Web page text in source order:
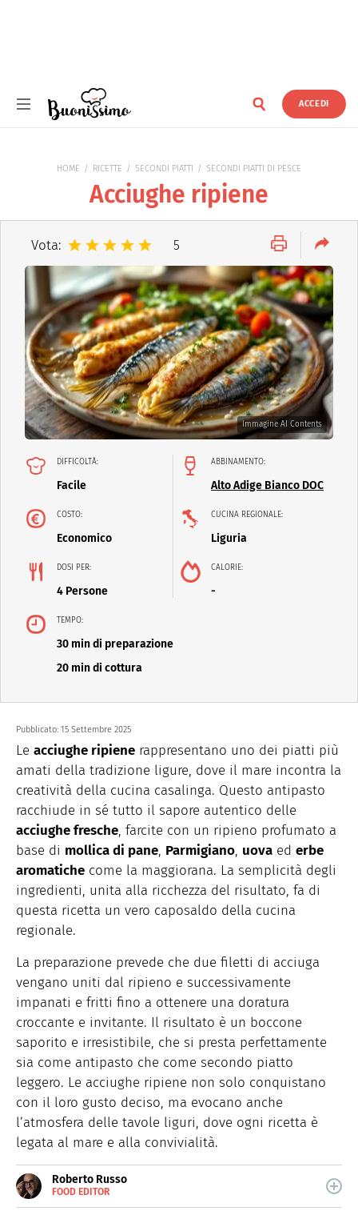
ACCEDI
HOME RICETTE SECONDI PIATTI SECONDI PIATTI DI PESCE
Acciughe ripiene
Vota: 5
Immagine AI Contents
DIFFICOLTÀ:
Facile
ABBINAMENTO:
Alto Adige Bianco DOC
COSTO:
Economico
CUCINA REGIONALE:
Liguria
DOSI PER:
4 Persone
CALORIE:
-
TEMPO:
30 min di preparazione
20 min di cottura
Pubblicato: 15 Settembre 2025
Le acciughe ripiene rappresentano uno dei piatti più
amati della tradizione ligure, dove il mare incontra la
creatività della cucina casalinga. Questo antipasto
racchiude in sé tutto il sapore autentico delle
acciughe fresche, farcite con un ripieno profumato a
base di mollica di pane, Parmigiano, uova ed erbe
aromatiche come la maggiorana. La semplicità degli
ingredienti, unita alla ricchezza del risultato, fa di
questa ricetta un vero caposaldo della cucina
regionale.
La preparazione prevede che due filetti di acciuga
vengano uniti dal ripieno e successivamente
impanati e fritti fino a ottenere una doratura
croccante e invitante. Il risultato è un boccone
saporito e irresistibile, che si presta perfettamente
sia come antipasto che come secondo piatto
leggero. Le acciughe ripiene non solo conquistano
con il loro gusto deciso, ma evocano anche
l’atmosfera delle tavole liguri, dove ogni ricetta è
legata al mare e alla convivialità.
Roberto Russo
FOOD EDITOR
Roberto Russo unisce la passione per libri e cucina. Ha